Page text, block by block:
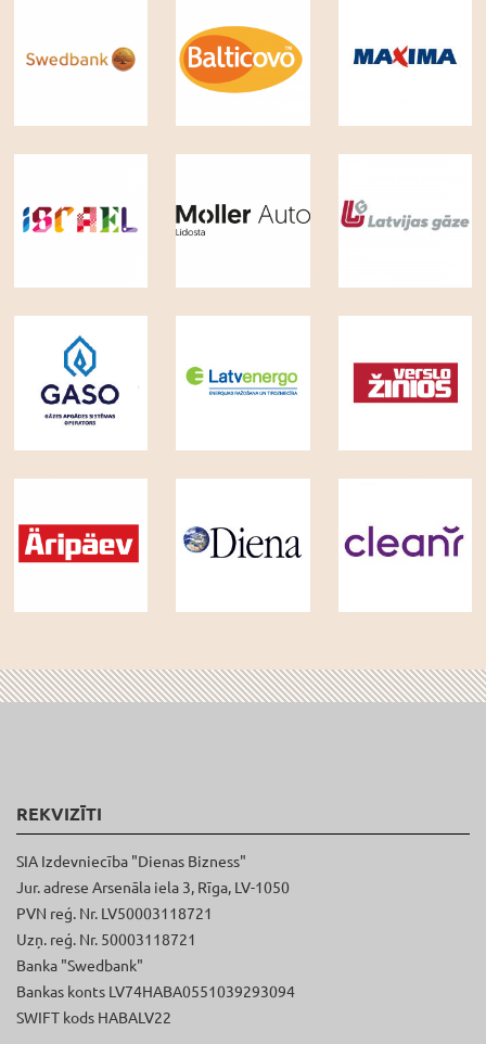
REKVIZĪTI
SIA Izdevniecība "Dienas Bizness"
Jur. adrese Arsenāla iela 3, Rīga, LV-1050
PVN reģ. Nr. LV50003118721
Uzņ. reģ. Nr. 50003118721
Banka "Swedbank"
Bankas konts LV74HABA0551039293094
SWIFT kods HABALV22